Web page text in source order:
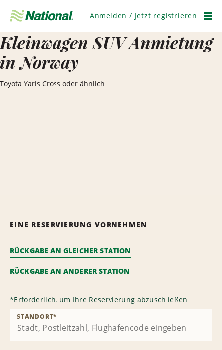
überspringen
Anmelden / Jetzt registrieren
Kleinwagen SUV Anmietung
in Norway
Toyota Yaris Cross oder ähnlich
EINE RESERVIERUNG VORNEHMEN
RÜCKGABE AN GLEICHER STATION
RÜCKGABE AN ANDERER STATION
*Erforderlich, um Ihre Reservierung abzuschließen
STANDORT*